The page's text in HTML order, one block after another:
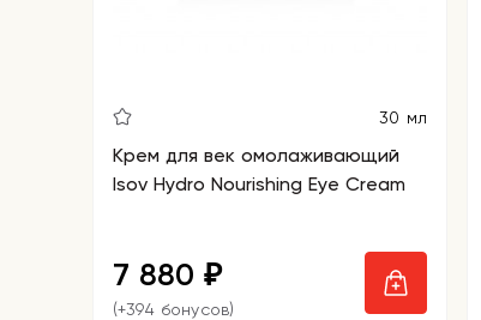
30 мл
Крем для век омолаживающий
Isov Hydro Nourishing Eye Cream
7 880 ₽
(+394 бонусов)